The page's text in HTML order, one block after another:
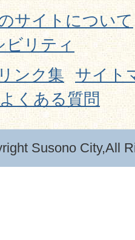
サイトについて
ビリティ
リンク集
サイト
よくある質問
Susono City,All